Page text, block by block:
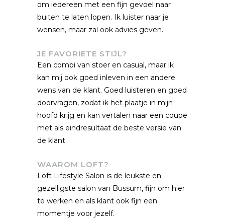
om iedereen met een fijn gevoel naar
buiten te laten lopen. Ik luister naar je
wensen, maar zal ook advies geven.
JE FAVORIETE STIJL?
Een combi van stoer en casual, maar ik
kan mij ook goed inleven in een andere
wens van de klant. Goed luisteren en goed
doorvragen, zodat ik het plaatje in mijn
hoofd krijg en kan vertalen naar een coupe
met als eindresultaat de beste versie van
de klant.
WAAROM LOFT?
Loft Lifestyle Salon is de leukste en
gezelligste salon van Bussum, fijn om hier
te werken en als klant ook fijn een
momentje voor jezelf.